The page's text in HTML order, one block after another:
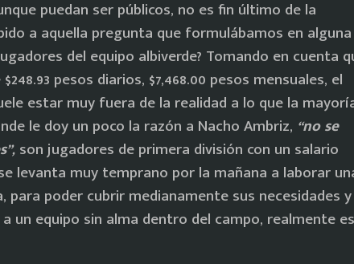
puedan ser públicos, no es fin último de la
a aquella pregunta que formulábamos en alguna
del equipo albiverde? Tomando en cuenta
pesos diarios, $7,468.00 pesos mensuales, el
estar muy fuera de la realidad a lo que la
le doy un poco la razón a Nacho Ambriz, “no se
son jugadores de primera división con un salario
levanta muy temprano por la mañana a laborar
para poder cubrir medianamente sus necesidades y
un equipo sin alma dentro del campo, realmente es